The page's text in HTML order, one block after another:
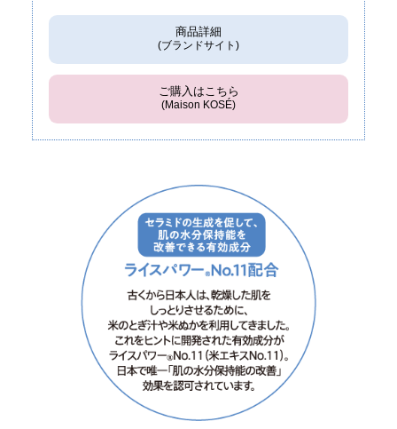
商品詳細
(ブランドサイト)
ご購入はこちら
(Maison KOSÉ)